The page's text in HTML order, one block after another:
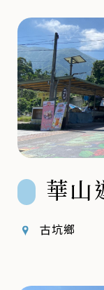
華山
古坑鄉